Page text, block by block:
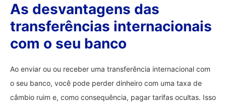
As desvantagens das
transferências internacionais
com o seu banco
Ao enviar ou ou receber uma transferência internacional com
o seu banco, você pode perder dinheiro com uma taxa de
câmbio ruim e, como consequência, pagar tarifas ocultas. Isso